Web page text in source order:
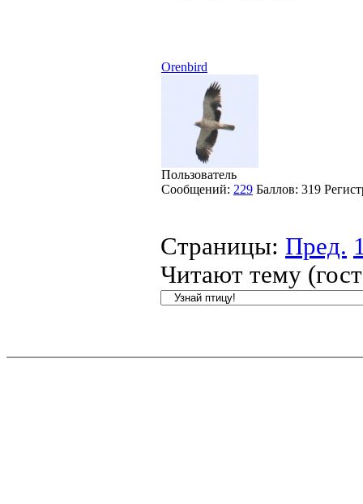
Orenbird
Пользователь
Сообщений: 229 Баллов: 319
Страницы: Пред.
Читают тему